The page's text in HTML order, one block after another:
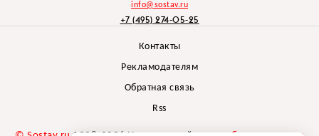
info@sostav.ru
+7 (495) 274-05-25
Контакты
Рекламодателям
Обратная связь
Rss